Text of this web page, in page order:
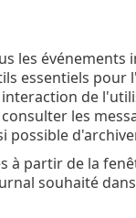
les
essentiels pour
de
les
possible
à partir de la
souhaité